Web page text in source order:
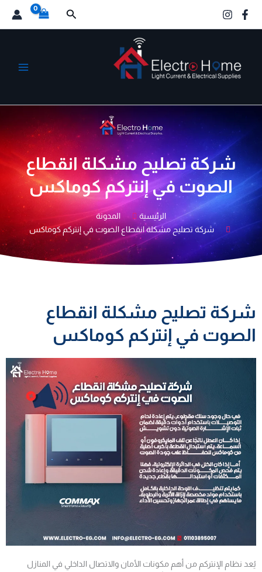
البحث
شركة تصليح مشكلة انقطاع
الصوت في إنتركم كوماكس
الرئيسية
المدونة
شركة تصليح مشكلة انقطاع الصوت في إنتركم كوماكس
شركة تصليح مشكلة انقطاع
الصوت في إنتركم كوماكس
يُعد نظام الإنتركم من أهم مكونات الأمان والاتصال الداخلي في المنازل